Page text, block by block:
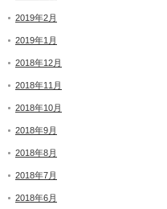
2019年2月
2019年1月
2018年12月
2018年11月
2018年10月
2018年9月
2018年8月
2018年7月
2018年6月